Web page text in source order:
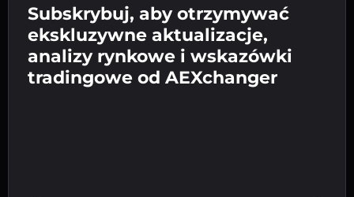
Wpisz adres swojego portfela
kryptowalutowego 👉 przejdź do następnego
kroku.
Potwierdź swoją tożsamość 👉 przejdź do
ostatniego kroku.
Wyślij depozyt 👉 odbierz kryptowalutę lub
walutę fiat w swoim portfelu.
Subskrybuj, aby otrzymywać
ekskluzywne aktualizacje,
analizy rynkowe i wskazówki
tradingowe od AEXchanger